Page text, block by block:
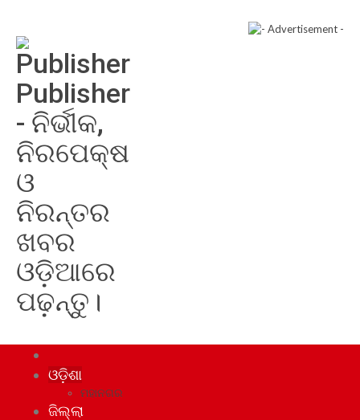
Publisher
- ନିର୍ଭୀକ,
ନିରପେକ୍ଷ
ଓ
ନିରନ୍ତର
ଖବର
ଓଡ଼ିଆରେ
ପଢ଼ନ୍ତୁ।
ଓଡ଼ିଶା
ମହାନଗର
ଜିଲ୍ଲା